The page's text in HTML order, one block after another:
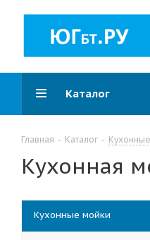
Каталог
Главная - Каталог -
Кухонная
Кухонные мойки